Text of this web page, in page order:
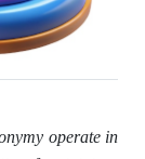
operate in